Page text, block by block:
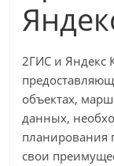
2ГИС и Яндекс
объектах,
данных,
планирования
свои